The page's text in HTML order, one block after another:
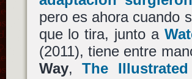
pero es ahora cuando
que lo tira, junto a
(2011), tiene entre
Way,The